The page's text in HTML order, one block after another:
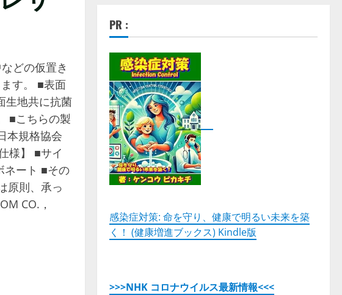
どの仮置き
す。 ■表面
生地共に抗菌
■こちらの製
本規格協会
様】 ■サイ
ネート ■その
原則、承っ
CO.，
PR :
感染症対策: 命を守り、健康で明るい未来を築
く！ (健康増進ブックス) Kindle版
>>>NHK コロナウイルス最新情報<<<